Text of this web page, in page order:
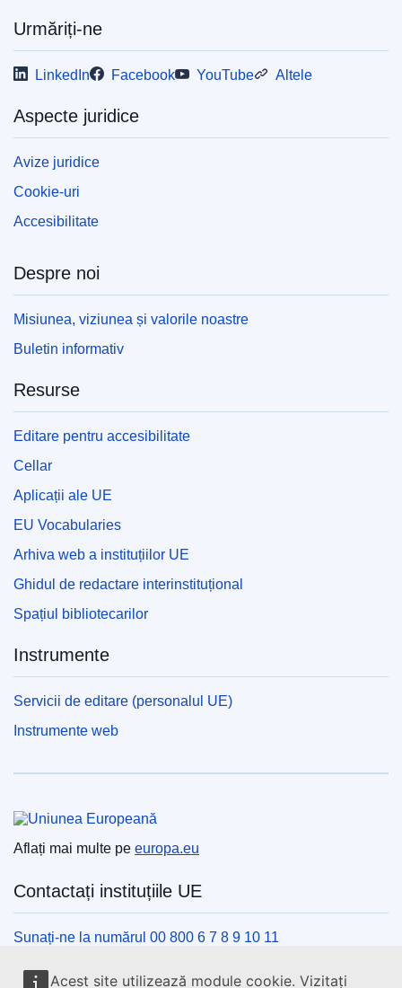
Acest site utilizează module cookie. Vizitați
Urmăriți-ne
LinkedIn Facebook YouTube Altele
Aspecte juridice
Avize juridice
Cookie-uri
Accesibilitate
Despre noi
Misiunea, viziunea și valorile noastre
Buletin informativ
Resurse
Editare pentru accesibilitate
Cellar
Aplicații ale UE
EU Vocabularies
Arhiva web a instituțiilor UE
Ghidul de redactare interinstituțional
Spațiul bibliotecarilor
Instrumente
Servicii de editare (personalul UE)
Instrumente web
Aflați mai multe pe europa.eu
Contactați instituțiile UE
Sunați-ne la numărul 00 800 6 7 8 9 10 11
Utilizați alte opțiuni telefonice